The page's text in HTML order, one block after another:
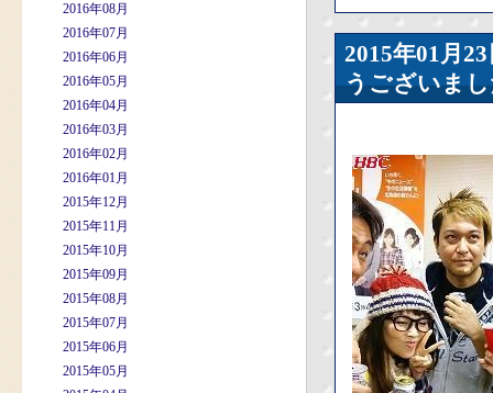
2016年08月
2016年07月
2016年06月
2016年05月
2016年04月
2016年03月
2016年02月
2016年01月
2015年12月
2015年11月
2015年10月
2015年09月
2015年08月
2015年07月
2015年06月
2015年05月
2015年01
うございま